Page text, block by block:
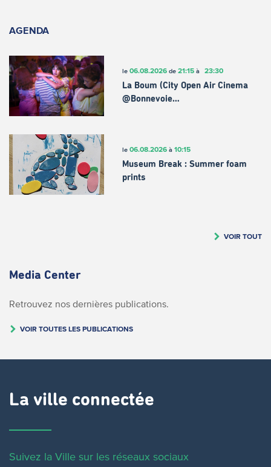
AGENDA
le 06.08.2026de 21:15à 23:30
La Boum (City Open Air Cinema
@Bonnevoie…
le 06.08.2026à 10:15
Museum Break : Summer foam
prints
VOIR TOUT
Media Center
Retrouvez nos dernières publications.
VOIR TOUTES LES PUBLICATIONS
La ville connectée
Suivez la Ville sur les réseaux sociaux